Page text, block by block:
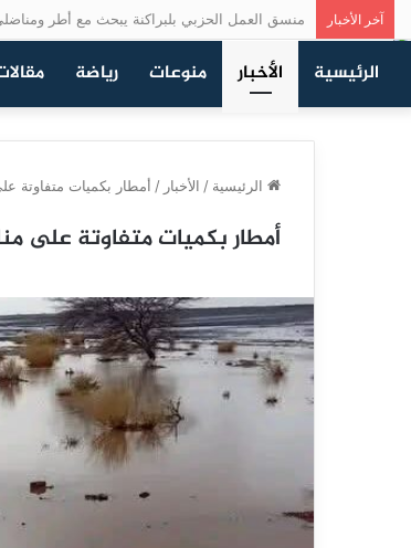
آخر الأخبار منسق العمل الحزبي بلبراكنة يبحث مع أطر
الرئيسية الأخبار منوعات رياضة
الرئيسية / الأخبار / أمطار بكميات متفاوتة
أمطار بكميات متفاوتة على